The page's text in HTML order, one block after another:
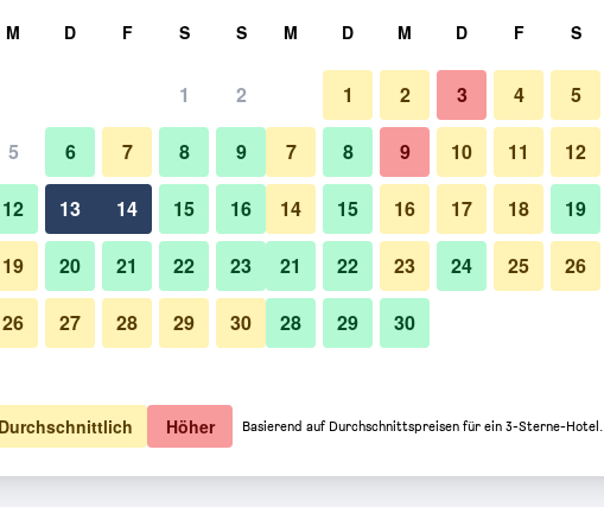
Preise anzeigen
Preise anzeigen
M D F S S
1 2
5 6 7 8 9
12 13 14 15 16
19 20 21 22 23
26 27 28 29 30
M D M D F S
1 2 3 4 5
7 8 9 10 11 12
14 15 16 17 18 19
21 22 23 24 25 26
28 29 30
Durchschnittlich Höher Basierend auf Durchschnittspreisen für ein 3-Sterne-Hotel.